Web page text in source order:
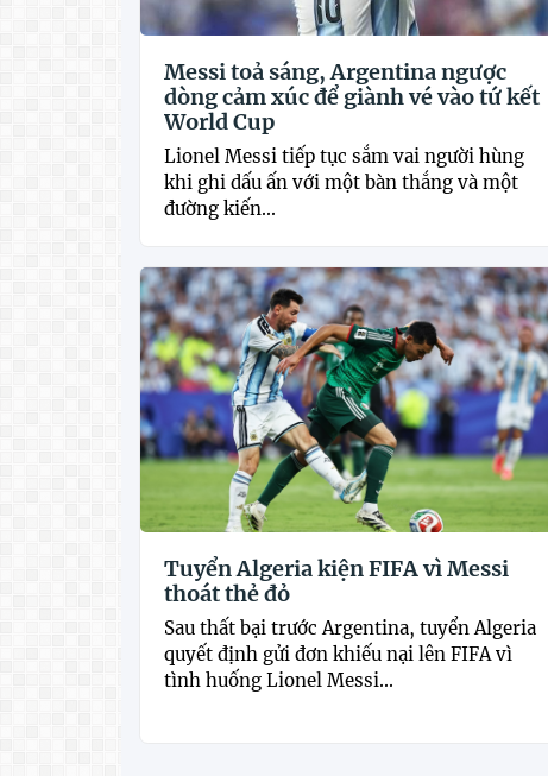
Messi toả sáng, Argentina ngược
dòng cảm xúc để giành vé vào tứ kết
World Cup
Lionel Messi tiếp tục sắm vai người hùng
khi ghi dấu ấn với một bàn thắng và một
đường kiến...
Tuyển Algeria kiện FIFA vì Messi
thoát thẻ đỏ
Sau thất bại trước Argentina, tuyển Algeria
quyết định gửi đơn khiếu nại lên FIFA vì
tình huống Lionel Messi...